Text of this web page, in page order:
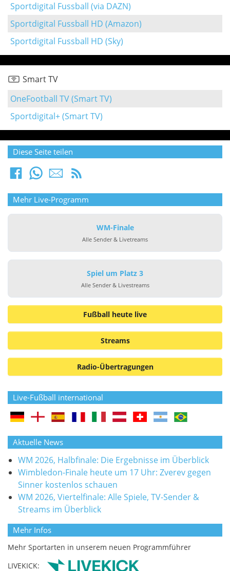
Sportdigital Fussball (via DAZN)
Sportdigital Fussball HD (Amazon)
Sportdigital Fussball HD (Sky)
Smart TV
OneFootball TV (Smart TV)
Sportdigital+ (Smart TV)
Diese Seite teilen
Mehr Live-Programm
WM-Finale
Alle Sender & Livetreams
Spiel um Platz 3
Alle Sender & Livestreams
Fußball heute live
Streams
Radio-Übertragungen
Live-Fußball international
Aktuelle News
WM 2026, Halbfinale: Die Ergebnisse im Überblick
Wimbledon-Finale heute um 17 Uhr: Zverev gegen
Sinner kostenlos schauen
WM 2026, Viertelfinale: Alle Spiele, TV-Sender &
Streams im Überblick
Mehr Infos
Mehr Sportarten in unserem neuen Programmführer
LIVEKICK: